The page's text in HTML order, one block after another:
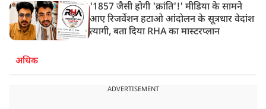
'1857 जैसी होगी 'क्रांति'!' मीडिया के सामने
आए रिजर्वेशन हटाओ आंदोलन के सूत्रधार वेदांश
त्यागी, बता दिया RHA का मास्टरप्लान
अधिक
ADVERTISEMENT